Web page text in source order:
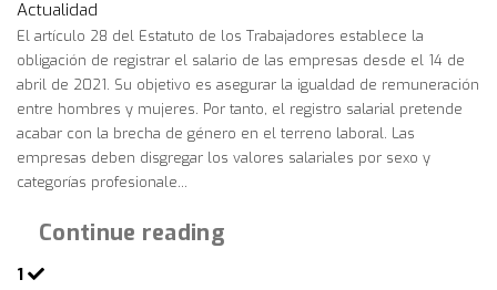
Actualidad
El artículo 28 del Estatuto de los Trabajadores establece la
obligación de registrar el salario de las empresas desde el 14 de
abril de 2021. Su objetivo es asegurar la igualdad de remuneración
entre hombres y mujeres. Por tanto, el registro salarial pretende
acabar con la brecha de género en el terreno laboral. Las
empresas deben disgregar los valores salariales por sexo y
categorías profesionale...
Continue reading
1